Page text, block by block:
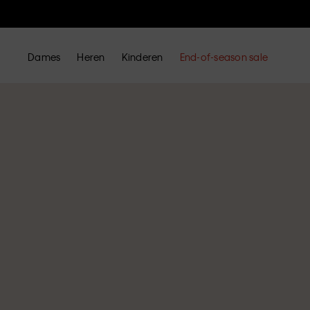
Dames Heren Kinderen End-of-season sale